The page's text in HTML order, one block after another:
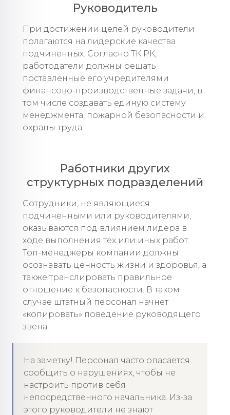
Руководитель
При достижении целей руководители
полагаются на лидерские качества
подчиненных. Согласно ТК РК,
работодатели должны решать
поставленные его учредителями
финансово-производственные задачи, в
том числе создавать единую систему
менеджмента, пожарной безопасности и
охраны труда.
Работники других
структурных подразделений
Сотрудники, не являющиеся
подчиненными или руководителями,
оказываются под влиянием лидера в
ходе выполнения тех или иных работ.
Топ-менеджеры компании должны
осознавать ценность жизни и здоровья, а
также транслировать правильное
отношение к безопасности. В таком
случае штатный персонал начнет
«копировать» поведение руководящего
звена.
На заметку! Персонал часто опасается
сообщить о нарушениях, чтобы не
настроить против себя
непосредственного начальника. Из-за
этого руководители не знают